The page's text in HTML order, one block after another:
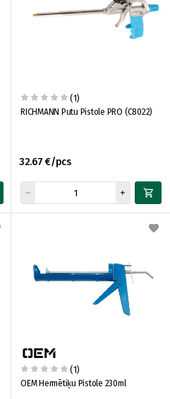
(1)
RICHMANN Putu Pistole PRO (C8022)
32.67 €/pcs
(1)
OEM Hermētiķu Pistole 230ml